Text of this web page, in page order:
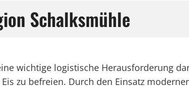
Schalksmühle
wichtige logistische Herausforderung
zu befreien. Durch den Einsatz